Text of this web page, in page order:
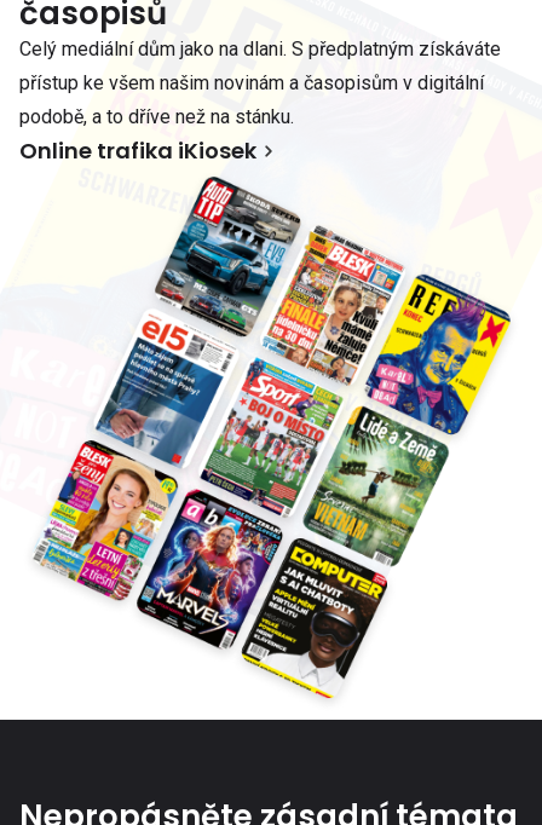
časopisů
Celý mediální dům jako na dlani. S předplatným získáváte
přístup ke všem našim novinám a časopisům v digitální
podobě, a to dříve než na stánku.
Online trafika iKiosek